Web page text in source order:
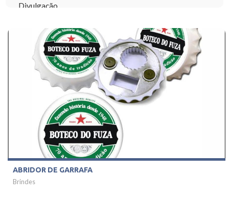
Divulgação
Papelaria
Pronta Entrega
Sacolas
ABRIDOR DE GARRAFA
Brindes